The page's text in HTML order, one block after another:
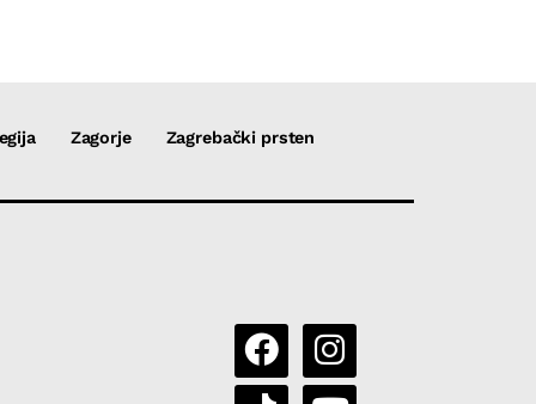
Zagorje Zagrebački prsten